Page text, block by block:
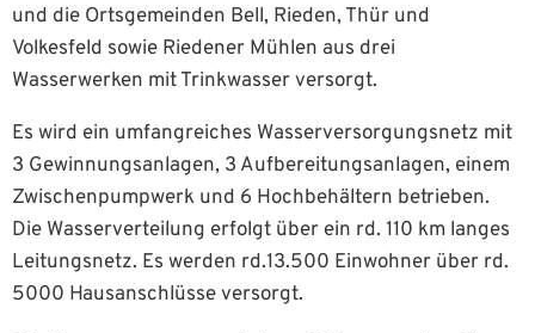
und die Ortsgemeinden Bell, Rieden, Thür und
Volkesfeld sowie Riedener Mühlen aus drei
Wasserwerken mit Trinkwasser versorgt.
Es wird ein umfangreiches Wasserversorgungsnetz mit
3 Gewinnungsanlagen, 3 Aufbereitungsanlagen, einem
Zwischenpumpwerk und 6 Hochbehältern betrieben.
Die Wasserverteilung erfolgt über ein rd. 110 km langes
Leitungsnetz. Es werden rd.13.500 Einwohner über rd.
5000 Hausanschlüsse versorgt.